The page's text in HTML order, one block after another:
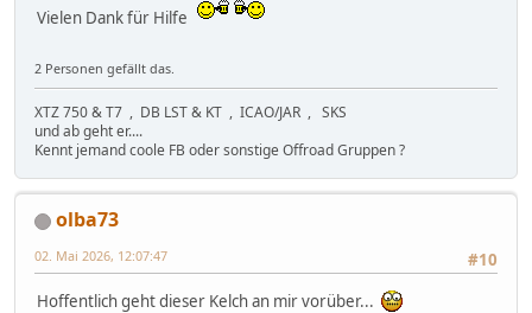
Vielen Dank für Hilfe
2 Personen gefällt das.
XTZ 750 & T7 , DB LST & KT , ICAO/JAR , SKS
und ab geht er....
Kennt jemand coole FB oder sonstige Offroad Gruppen ?
olba73
#10
02. Mai 2026, 12:07:47
Hoffentlich geht dieser Kelch an mir vorüber...